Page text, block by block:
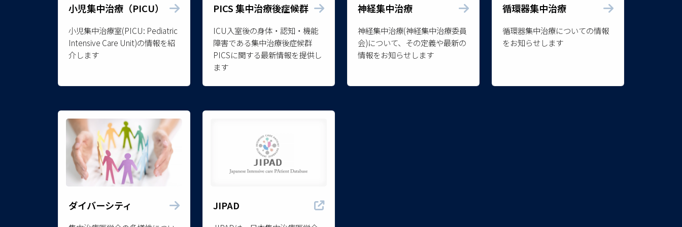
小児集中治療（PICU）
小児集中治療室(PICU: Pediatric
Intensive Care Unit)の情報を紹
介します
PICS 集中治療後症候群
ICU入室後の身体・認知・機能
障害である集中治療後症候群
PICSに関する最新情報を提供し
ます
神経集中治療
神経集中治療(神経集中治療委員
会)について、その定義や最新の
情報をお知らせします
循環器集中治療
循環器集中治療についての情報
をお知らせします
ダイバーシティ JIPAD